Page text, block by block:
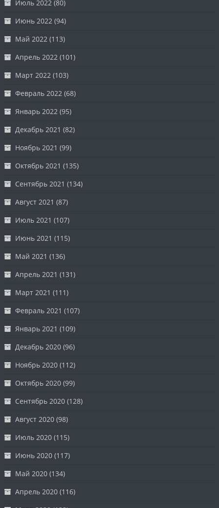
Июль 2022 (80)
Июнь 2022 (94)
Май 2022 (113)
Апрель 2022 (101)
Март 2022 (103)
Февраль 2022 (68)
Январь 2022 (95)
Декабрь 2021 (82)
Ноябрь 2021 (99)
Октябрь 2021 (135)
Сентябрь 2021 (134)
Август 2021 (87)
Июль 2021 (107)
Июнь 2021 (115)
Май 2021 (136)
Апрель 2021 (131)
Март 2021 (111)
Февраль 2021 (107)
Январь 2021 (109)
Декабрь 2020 (96)
Ноябрь 2020 (112)
Октябрь 2020 (99)
Сентябрь 2020 (128)
Август 2020 (98)
Июль 2020 (115)
Июнь 2020 (117)
Май 2020 (134)
Апрель 2020 (116)